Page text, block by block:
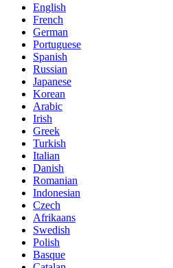
English
French
German
Portuguese
Spanish
Russian
Japanese
Korean
Arabic
Irish
Greek
Turkish
Italian
Danish
Romanian
Indonesian
Czech
Afrikaans
Swedish
Polish
Basque